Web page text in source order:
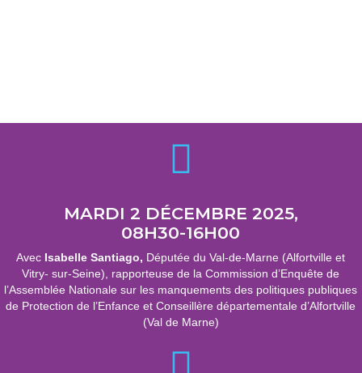
MARDI 2 DÉCEMBRE 2025,
08H30-16H00
Avec Isabelle Santiago, Députée du Val-de-Marne (Alfortville et
Vitry- sur-Seine), rapporteuse de la Commission d’Enquête de
l’Assemblée Nationale sur les manquements des politiques publiques
de Protection de l’Enfance et Conseillère départementale d’Alfortville
(Val de Marne)